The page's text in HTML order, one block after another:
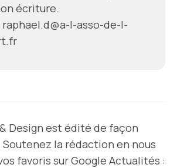
écriture.
raphael.d@a-l-asso-de-l-
Design est édité de façon
la rédaction en nous
favoris sur Google Actualités :